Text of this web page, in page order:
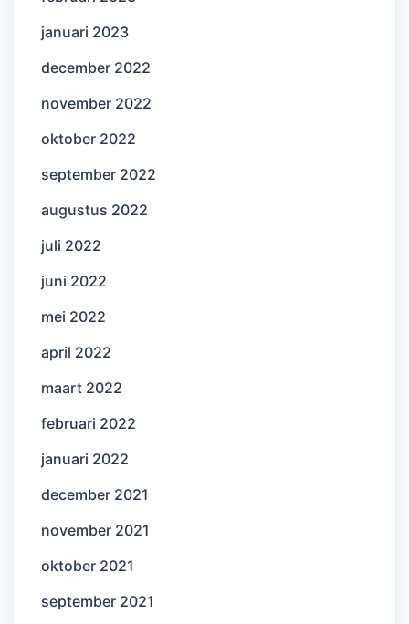
januari 2023
december 2022
november 2022
oktober 2022
september 2022
augustus 2022
juli 2022
juni 2022
mei 2022
april 2022
maart 2022
februari 2022
januari 2022
december 2021
november 2021
oktober 2021
september 2021